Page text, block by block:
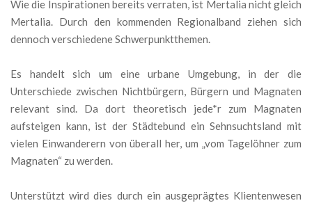
Wie die Inspirationen bereits verraten, ist Mertalia nicht gleich
Mertalia. Durch den kommenden Regionalband ziehen sich
dennoch verschiedene Schwerpunktthemen.
Es handelt sich um eine urbane Umgebung, in der die
Unterschiede zwischen Nichtbürgern, Bürgern und Magnaten
relevant sind. Da dort theoretisch jede*r zum Magnaten
aufsteigen kann, ist der Städtebund ein Sehnsuchtsland mit
vielen Einwanderern von überall her, um „vom Tagelöhner zum
Magnaten“ zu werden.
Unterstützt wird dies durch ein ausgeprägtes Klientenwesen